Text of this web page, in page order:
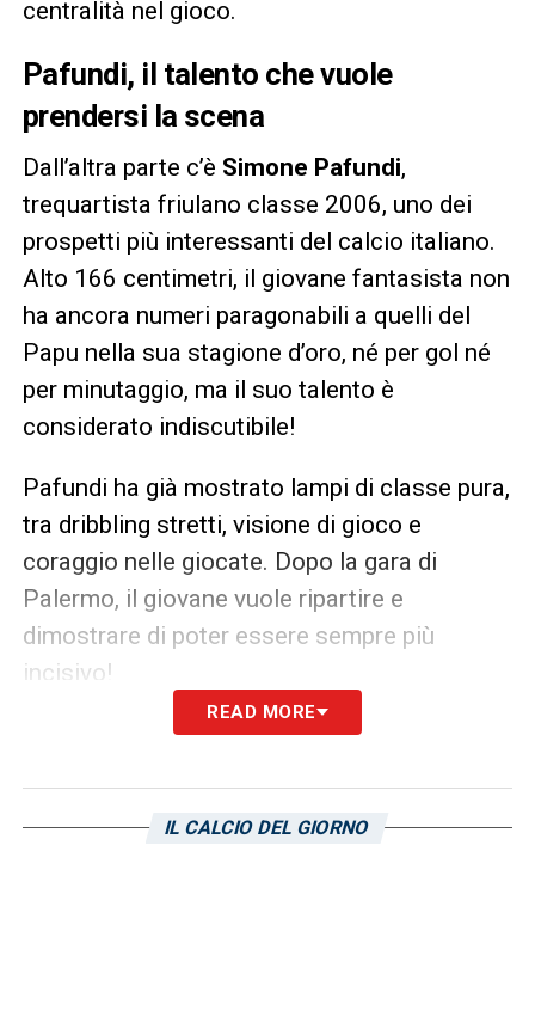
centralità nel gioco.
Pafundi, il talento che vuole
prendersi la scena
Dall’altra parte c’è Simone Pafundi,
trequartista friulano classe 2006, uno dei
prospetti più interessanti del calcio italiano.
Alto 166 centimetri, il giovane fantasista non
ha ancora numeri paragonabili a quelli del
Papu nella sua stagione d’oro, né per gol né
per minutaggio, ma il suo talento è
considerato indiscutibile!
Pafundi ha già mostrato lampi di classe pura,
tra dribbling stretti, visione di gioco e
coraggio nelle giocate. Dopo la gara di
Palermo, il giovane vuole ripartire e
dimostrare di poter essere sempre più
incisivo!
Padova-Sampdoria, fantasia a
Il duello ideale tra Gomez e Pafundi racconta
READ MORE
IL CALCIO DEL GIORNO